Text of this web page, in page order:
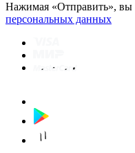
Нажимая «Отправить», вы
персональных данных